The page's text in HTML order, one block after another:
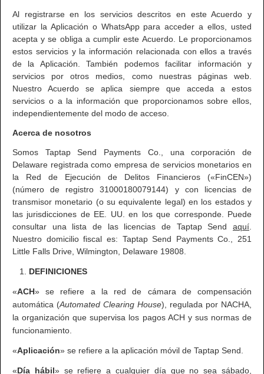
Al registrarse en los servicios descritos en este Acuerdo y
utilizar la Aplicación o WhatsApp para acceder a ellos, usted
acepta y se obliga a cumplir este Acuerdo. Le proporcionamos
estos servicios y la información relacionada con ellos a través
de la Aplicación. También podemos facilitar información y
servicios por otros medios, como nuestras páginas web.
Nuestro Acuerdo se aplica siempre que acceda a estos
servicios o a la información que proporcionamos sobre ellos,
independientemente del modo de acceso.
Acerca de nosotros
Somos Taptap Send Payments Co., una corporación de
Delaware registrada como empresa de servicios monetarios en
la Red de Ejecución de Delitos Financieros («FinCEN»)
(número de registro 31000180079144) y con licencias de
transmisor monetario (o su equivalente legal) en los estados y
las jurisdicciones de EE. UU. en los que corresponde. Puede
consultar una lista de las licencias de Taptap Send aquí
Nuestro domicilio fiscal es: Taptap Send Payments Co., 251
Little Falls Drive, Wilmington, Delaware 19808.
DEFINICIONES
«ACH» se refiere a la red de cámara de compensación
automática (Automated Clearing House), regulada por NACHA,
la organización que supervisa los pagos ACH y sus normas de
funcionamiento.
«Aplicación» se refiere a la aplicación móvil de Taptap Send.
«Día hábil» se refiere a cualquier día que no sea sábado,